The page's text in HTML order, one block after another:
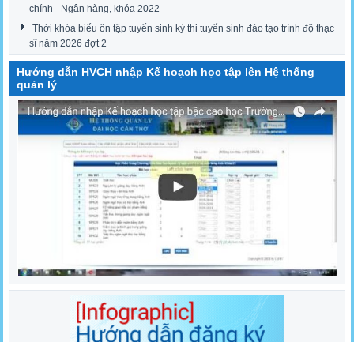
chính - Ngân hàng, khóa 2022
Thời khóa biểu ôn tập tuyển sinh kỳ thi tuyển sinh đào tạo trình độ thạc
sĩ năm 2026 đợt 2
Hướng dẫn HVCH nhập Kế hoạch học tập lên Hệ thống
quản lý